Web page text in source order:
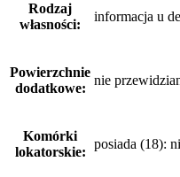
Rodzaj
własności:
informacja u
Powierzchnie
dodatkowe:
nie
Komórki
lokatorskie:
posiada (18):